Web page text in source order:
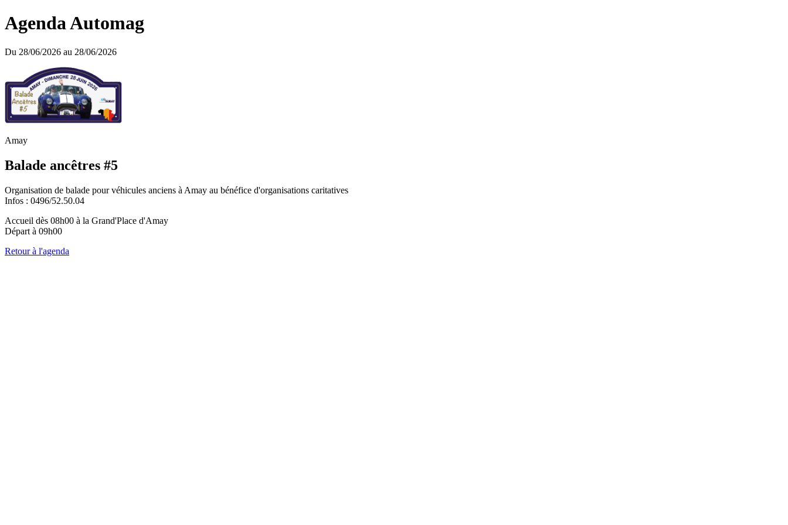
Agenda Automag
Du 28/06/2026 au 28/06/2026
Amay
Balade ancêtres #5
Organisation de balade pour véhicules anciens à Amay au bénéfice d'organisations caritatives
Infos : 0496/52.50.04
Accueil dès 08h00 à la Grand'Place d'Amay
Départ à 09h00
Retour à l'agenda